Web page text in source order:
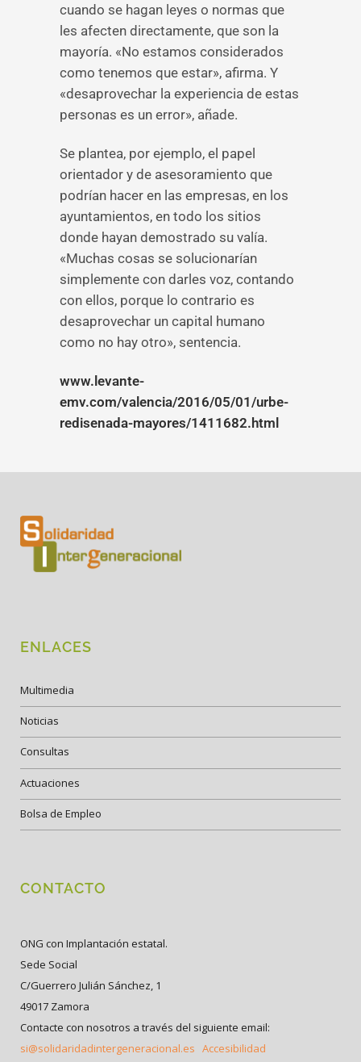
cuando se hagan leyes o normas que
les afecten directamente, que son la
mayoría. «No estamos considerados
como tenemos que estar», afirma. Y
«desaprovechar la experiencia de estas
personas es un error», añade.
Se plantea, por ejemplo, el papel
orientador y de asesoramiento que
podrían hacer en las empresas, en los
ayuntamientos, en todo los sitios
donde hayan demostrado su valía.
«Muchas cosas se solucionarían
simplemente con darles voz, contando
con ellos, porque lo contrario es
desaprovechar un capital humano
como no hay otro», sentencia.
www.levante-
emv.com/valencia/2016/05/01/urbe-
redisenada-mayores/1411682.html
ENLACES
Multimedia
Noticias
Consultas
Actuaciones
Bolsa de Empleo
CONTACTO
ONG con Implantación estatal.
Sede Social
C/Guerrero Julián Sánchez, 1
49017 Zamora
Contacte con nosotros a través del siguiente email:
si@solidaridadintergeneracional.es Accesibilidad